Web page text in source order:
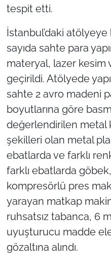
tespit etti.
İstanbul’daki
sayıda sahte para
materyal, lazer kesim
geçirildi. Atölyede
sahte 2 avro madeni
boyutlarına göre
değerlendirilen metal
şekilleri olan metal
ebatlarda ve farklı
farklı ebatlarda
kompresörlü pres
yarayan matkap
ruhsatsız tabanca, 6
uyuşturucu madde
gözaltına alındı.
Güvenlik
Genel
Politika
Dış Haberler
Magazin
İş Dünyası
Bilim Teknoloji
English News
Canlı Maç